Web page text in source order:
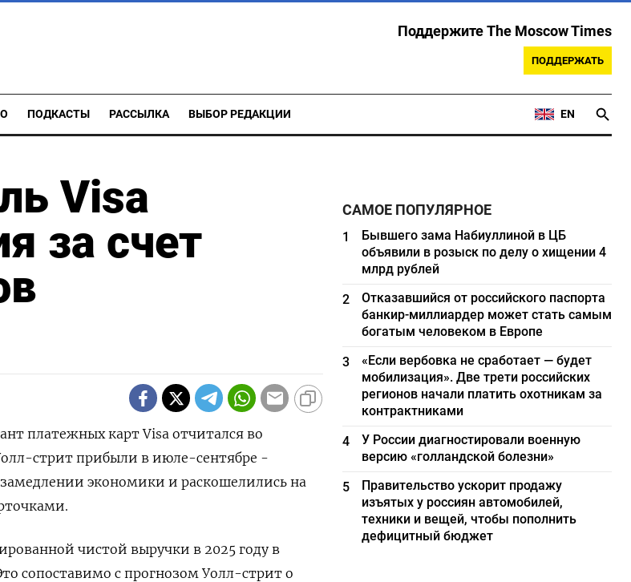
Поддержите The Moscow Times
ПОДДЕРЖАТЬ
ПОДКАСТЫ РАССЫЛКА ВЫБОР РЕДАКЦИИ EN
Visa
за счет
платежных карт Visa отчитался во
стрит прибыли в июле-сентябре -
экономики и раскошелились на
чистой выручки в 2025 году в
сопоставимо с прогнозом Уолл-стрит о
САМОЕ ПОПУЛЯРНОЕ
1
Бывшего зама Набиуллиной в ЦБ
объявили в розыск по делу о хищении 4
млрд рублей
2
Отказавшийся от российского паспорта
банкир-миллиардер может стать самым
богатым человеком в Европе
3
«Если вербовка не сработает — будет
мобилизация». Две трети российских
регионов начали платить охотникам за
контрактниками
4
У России диагностировали военную
версию «голландской болезни»
5
Правительство ускорит продажу
изъятых у россиян автомобилей,
техники и вещей, чтобы пополнить
дефицитный бюджет